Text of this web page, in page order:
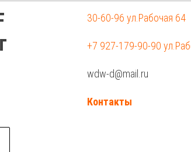
30-60-96 ул.Рабочая 64
+7 927-179-90-90
wdw-d@mail.ru
Контакты